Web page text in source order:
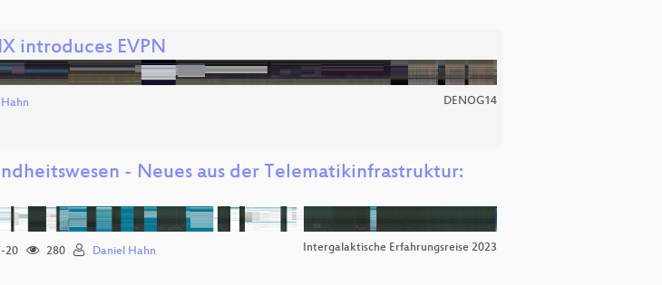
introduces EVPN
DENOG14
- Neues aus der Telematikinfrastruktur:
20 280 Daniel Hahn Intergalaktische Erfahrungsreise 2023